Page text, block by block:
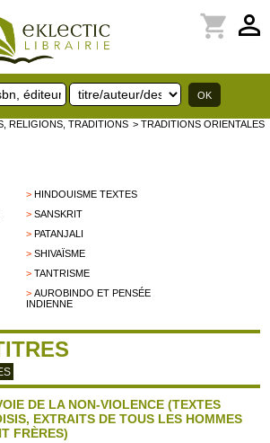
perm_identity
shopping_cart
RELIGIONS, TRADITIONS > TRADITIONS ORIENTALES
>HINDOUISME TEXTES
>SANSKRIT
>PATANJALI
>SHIVAÏSME
>TANTRISME
>AUROBINDO ET PENSÉE
INDIENNE
DE LA NON-VIOLENCE (TEXTES
EXTRAITS DE TOUS LES HOMMES
FRÈRES)